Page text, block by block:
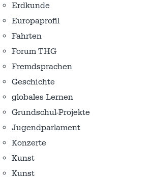
Erdkunde
Europaprofil
Fahrten
Forum THG
Fremdsprachen
Geschichte
globales Lernen
Grundschul-Projekte
Jugendparlament
Konzerte
Kunst
Kunst